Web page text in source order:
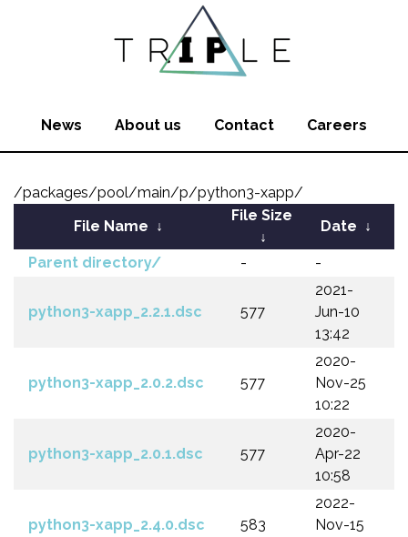
News About us Contact Careers
/packages/pool/main/p/python3-xapp/
File Name ↓
File Size
↓
Date ↓
Parent directory/ - -
python3-xapp_2.2.1.dsc 577
2021-
Jun-10
13:42
python3-xapp_2.0.2.dsc 577
2020-
Nov-25
10:22
python3-xapp_2.0.1.dsc 577
2020-
Apr-22
10:58
python3-xapp_2.4.0.dsc 583
2022-
Nov-15